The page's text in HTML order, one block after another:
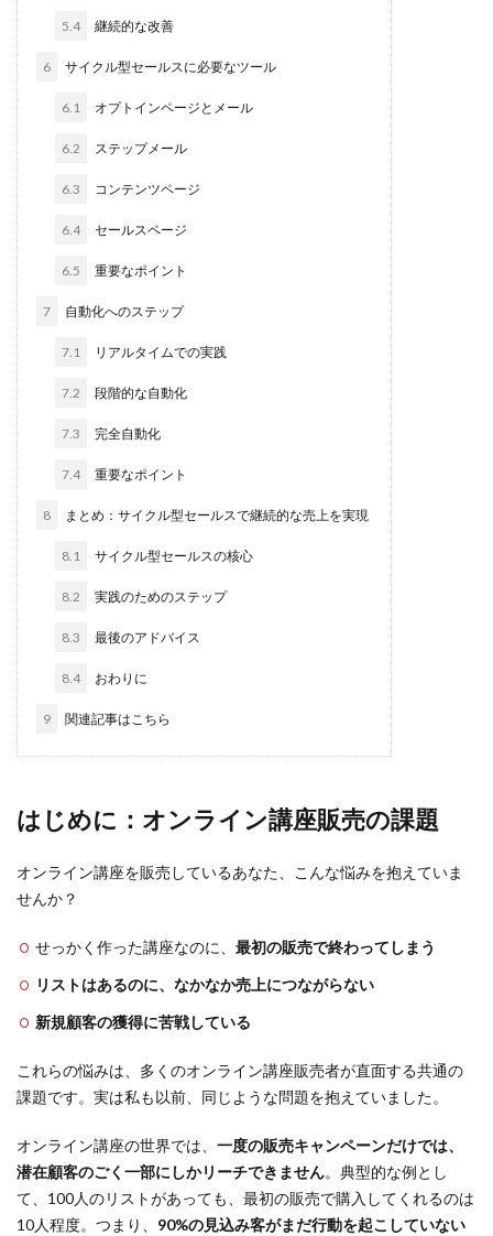
5.4 継続的な改善
6 サイクル型セールスに必要なツール
6.1 オプトインページとメール
6.2 ステップメール
6.3 コンテンツページ
6.4 セールスページ
6.5 重要なポイント
7 自動化へのステップ
7.1 リアルタイムでの実践
7.2 段階的な自動化
7.3 完全自動化
7.4 重要なポイント
8 まとめ：サイクル型セールスで継続的な売上を実現
8.1 サイクル型セールスの核心
8.2 実践のためのステップ
8.3 最後のアドバイス
8.4 おわりに
9 関連記事はこちら
はじめに：オンライン講座販売の課題
オンライン講座を販売しているあなた、こんな悩みを抱えていま
せんか？
せっかく作った講座なのに、 最初の販売で終わってしまう
リストはあるのに、なかなか売上につながらない
新規顧客の獲得に苦戦している
これらの悩みは、多くのオンライン講座販売者が直面する共通の
課題です。実は私も以前、同じような問題を抱えていました。
オンライン講座の世界では、 一度の販売キャンペーンだけでは、
潜在顧客のごく一部にしかリーチできません。典型的な例とし
て、100人のリストがあっても、最初の販売で購入してくれるのは
10人程度。つまり、 90%の見込み客がまだ行動を起こしていない